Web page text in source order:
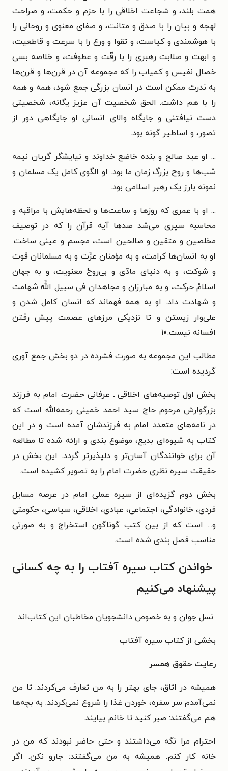
همت بلند، و شجاعت اخلاقی را با حزم و حکمت، و صراحت
لهجه و بیان را با صدق و متانت، و صفای معنوی و روحانی را
با هوشمندی و کیاست، و تقوا و ورع را با سرعت و قاطعیت،
و ابهت و صلابت رهبری را با رقّت و عطوفت، و خلاصه بسی
خصال نفیس و کمیاب را که مجموعه آن در قرن‌ها و قرن‌ها
به ندرت ممکن است در انسان بزرگی جمع شود، همه و همه
را با هم داشت. الحق شخصیت آن عزیز یگانه، شخصیتی
دست نیافتنی و جایگاه والای انسانی او جایگاهی دور از
تصور، و اساطیر گونه بود.
... او عبد صالح و بنده خاضع خداوند و نیایشگر گریان نیمه
شب‌ها و روح بزرگ زمان ما بود. او الگوی کامل یک مسلمان و
نمونه بارز یک رهبر اسلامی بود.
... او با عمری که روزها و ساعت‌ها و لحظه‌هایش با مراقبه و
محاسبه سپری می‌شد صدها آیه قرآن را که در توصیف
مخلصین و متقین و صالحین است، مجسم و عینی ساخت.
او به انسان‌ها کرامت، و به مؤمنان عزّت و به مسلمانان قوت
و شوکت، و به دنیای مادّی و بی‌روحْ معنویت، و به جهان
اسلامْ حرکت، و به مبارزان و مجاهدان فی سبیل اللّه شهامت
و شهادت داد. او به همه فهماند که انسان کامل شدن و
علی‌وار زیستن و تا نزدیکی مرزهای عصمت پیش رفتن
افسانه نیست.»۱
مطالب این مجموعه به صورت فشرده در دو بخش جمع آوری
گردیده است:
بخش اول توصیه‌های اخلاقی ـ عرفانی حضرت امام به فرزند
بزرگوارش مرحوم حاج سید احمد خمینی رحمه‌الله است که
در نامه‌های متعدد امام به فرزندشان آمده است و در این
کتاب به شیوه‌ای بدیع، موضوع بندی و ارائه شده تا مطالعه
آن برای خوانندگان آسان‌تر و دلپذیرتر گردد. این بخش در
حقیقت سیره نظری حضرت امام را به تصویر کشیده است.
بخش دوم گزیده‌ای از سیره عملی امام در عرصه مسایل
فردی، خانوادگی، اجتماعی، عبادی، اخلاقی، سیاسی، حکومتی
و... است که از بین کتب گوناگون استخراج و به صورتی
مناسب فصل بندی شده است.
خواندن کتاب سیره آفتاب را به چه کسانی
پیشنهاد می‌کنیم
نسل جوان و به خصوص دانشجویان مخاطبان این کتاب‌اند.
بخشی از کتاب سیره آفتاب
رعایت حقوق همسر
همیشه در اتاق، جای بهتر را به من تعارف می‌کردند. تا من
نمی‌آمدم سر سفره، خوردن غذا را شروع نمی‌کردند. به بچه‌ها
هم می‌گفتند: صبر کنید تا خانم بیایند.
احترام مرا نگه می‌داشتند و حتی حاضر نبودند که من در
خانه کار کنم. همیشه به من می‌گفتند: جارو نکن. اگر